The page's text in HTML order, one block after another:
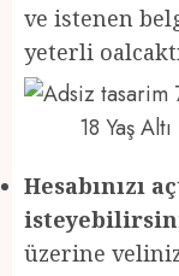
ve istenen
yeterli
18 Yaş
Hesabınızı
üzerine